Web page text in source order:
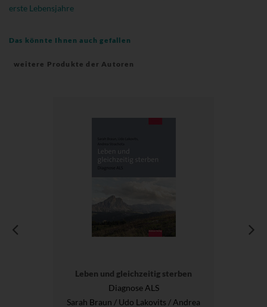
erste Lebensjahre
Das könnte Ihnen auch gefallen
weitere Produkte der Autoren
Leben und gleichzeitig sterben
Diagnose ALS
Sarah Braun / Udo Lakovits / Andrea